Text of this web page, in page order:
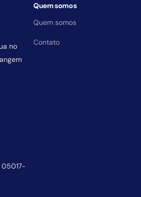
no
05017-
Quem somos
Quem somos
Contato